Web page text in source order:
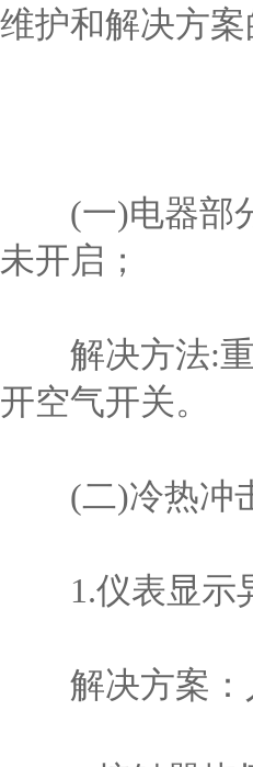
维护和解决方
(一)电器部分
未开启；
解决方法:重
开空气开关。
(二)冷热冲击
1.仪表显示异
解决方案：